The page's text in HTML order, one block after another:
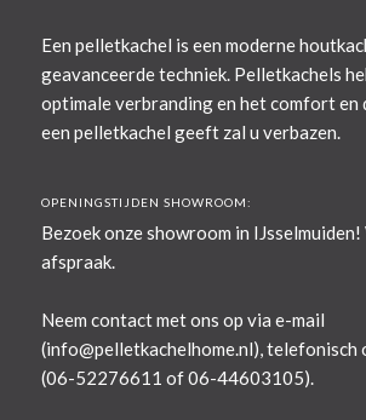
Een pelletkachel is een moderne
geavanceerde techniek. Pelletkachels
optimale verbranding en het comfort en
een pelletkachel geeft zal u verbazen.
OPENINGSTIJDEN SHOWROOM:
Bezoek onze showroom in
afspraak.
Neem contact met ons op via e-mail
(info@pelletkachelhome.nl), telefonisch
(06-52276611 of 06-44603105).